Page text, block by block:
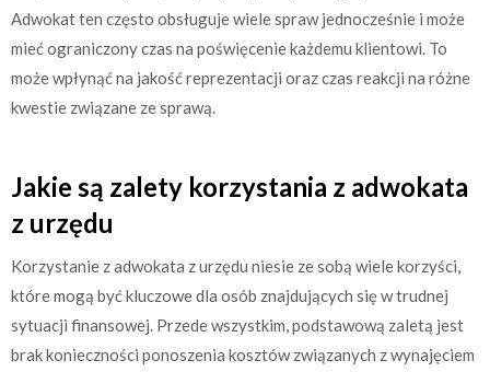
Adwokat ten często obsługuje wiele spraw jednocześnie i może
mieć ograniczony czas na poświęcenie każdemu klientowi. To
może wpłynąć na jakość reprezentacji oraz czas reakcji na różne
kwestie związane ze sprawą.
Jakie są zalety korzystania z adwokata
z urzędu
Korzystanie z adwokata z urzędu niesie ze sobą wiele korzyści,
które mogą być kluczowe dla osób znajdujących się w trudnej
sytuacji finansowej. Przede wszystkim, podstawową zaletą jest
brak konieczności ponoszenia kosztów związanych z wynajęciem